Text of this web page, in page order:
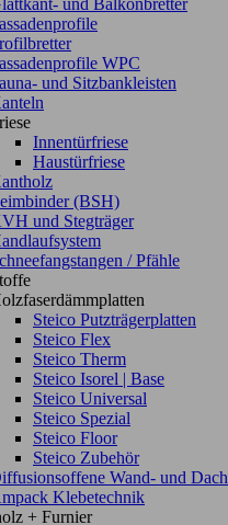
und Balkonbretter
WPC
und Sitzbankleisten
Innentürfriese
Haustürfriese
(BSH)
und Stegträger
/ Pfähle
Steico Putzträgerplatten
Steico Flex
Steico Therm
Steico Isorel | Base
Steico Universal
Steico Spezial
Steico Floor
Steico Zubehör
Wand- und
Klebetechnik
+ Furnier